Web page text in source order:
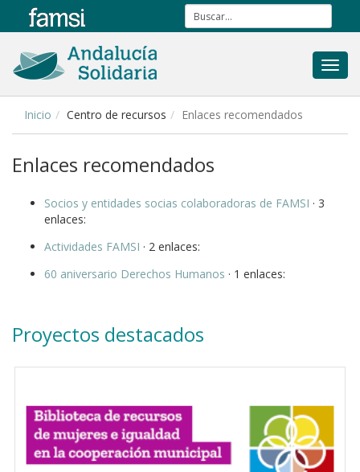
Inicio Centro de recursos Enlaces recomendados
Enlaces recomendados
Socios y entidades socias colaboradoras de FAMSI · 3
enlaces:
Actividades FAMSI · 2 enlaces:
60 aniversario Derechos Humanos · 1 enlaces:
Proyectos destacados